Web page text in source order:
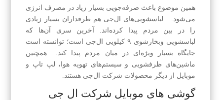
همین موضوع باعث صرفه‌جویی بسیار زیاد در مصرف انرژی
می‌شود. لباسشویی‌های ال‌جی هم طرفداران بسیار زیادی
را در بین مردم پیدا کرده‌اند. آخرین سری آن‌ها که
لباسشویی وبخارشوی ۹ کیلویی ال‌جی است؛ توانسته است
جایگاه بسیار ویژه‌ای در میان مردم پیدا کند. همچنین
ماشین‌های ظرفشویی و سیستم‌های تهویه هوا، لپ تاپ و
موبایل از دیگر محصولات شرکت ال‌جی هستند.
گوشی های موبایل شرکت ال جی